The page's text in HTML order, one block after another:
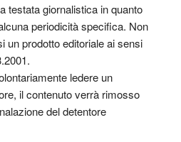
testata giornalistica in quanto
periodicità specifica. Non
un prodotto editoriale ai sensi
ledere un
il contenuto verrà rimosso
del detentore